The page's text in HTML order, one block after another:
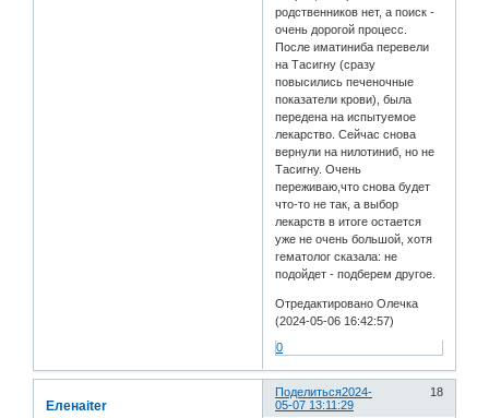
родственников нет, а поиск -
очень дорогой процесс.
После иматиниба перевели
на Тасигну (сразу
повысились печеночные
показатели крови), была
передена на испытуемое
лекарство. Сейчас снова
вернули на нилотиниб, но не
Тасигну. Очень
переживаю,что снова будет
что-то не так, а выбор
лекарств в итоге остается
уже не очень большой, хотя
гематолог сказала: не
подойдет - подберем другое.
Отредактировано Олечка
(2024-05-06 16:42:57)
0
Поделиться 18
2024-
05-07 13:11:29
Еленаiter